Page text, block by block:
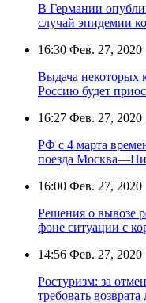
В Германии
случай эпидемии
16:30 Фев. 27, 2020
Выдача некоторых
Россию будет
16:27 Фев. 27, 2020
РФ с 4 марта
поезда
16:00 Фев. 27, 2020
Решения о вывозе
фоне ситуации с
14:56 Фев. 27, 2020
Ростуризм: за
требовать возврата